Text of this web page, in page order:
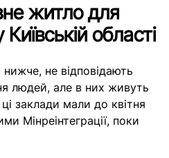
житло для
області
нижче, не відповідають
людей, але в них живуть
заклади мали до квітня
Мінреінтеграції, поки